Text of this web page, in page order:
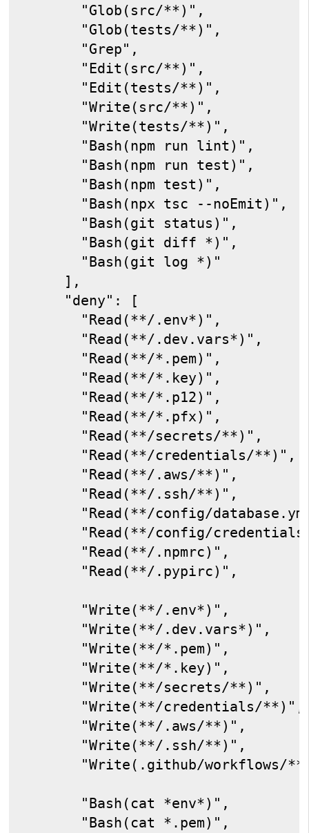
      "Glob(src/**)",
      "Glob(tests/**)",
      "Grep",
      "Edit(src/**)",
      "Edit(tests/**)",
      "Write(src/**)",
      "Write(tests/**)",
      "Bash(npm run lint)",
      "Bash(npm run test)",
      "Bash(npm test)",
      "Bash(npx tsc --noEmit)",
      "Bash(git status)",
      "Bash(git diff *)",
      "Bash(git log *)"
    ],
    "deny": [
      "Read(**/.env*)",
      "Read(**/.dev.vars*)",
      "Read(**/*.pem)",
      "Read(**/*.key)",
      "Read(**/*.p12)",
      "Read(**/*.pfx)",
      "Read(**/secrets/**)",
      "Read(**/credentials/**)",
      "Read(**/.aws/**)",
      "Read(**/.ssh/**)",
"Read(**/config/
"Read(**/config/
      "Read(**/.npmrc)",
      "Read(**/.pypirc)",
      "Write(**/.env*)",
      "Write(**/.dev.vars*)",
      "Write(**/*.pem)",
      "Write(**/*.key)",
      "Write(**/secrets/**)",
      "Write(**/credentials/**)",
      "Write(**/.aws/**)",
      "Write(**/.ssh/**)",
"Write(.github/workflows/
      "Bash(cat *env*)",
      "Bash(cat *.pem)",